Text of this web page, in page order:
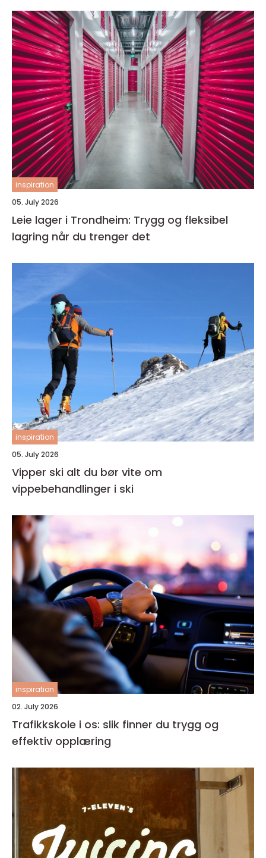
inspiration
05. July 2026
Leie lager i Trondheim: Trygg og fleksibel
lagring når du trenger det
inspiration
05. July 2026
Vipper ski alt du bør vite om
vippebehandlinger i ski
inspiration
02. July 2026
Trafikkskole i os: slik finner du trygg og
effektiv opplæring